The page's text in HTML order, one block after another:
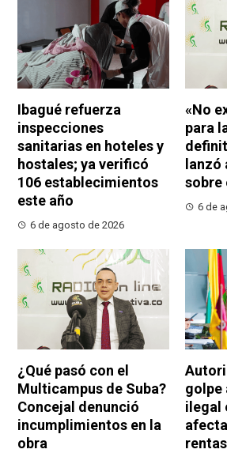
Ibagué refuerza
inspecciones
sanitarias en hoteles y
hostales; ya verificó
106 establecimientos
este año
6 de agosto de 2026
«No
para
lanzó
sobre
6 de
¿Qué pasó con el
Multicampus de Suba?
Concejal denunció
incumplimientos en la
obra
golpe
ilegal